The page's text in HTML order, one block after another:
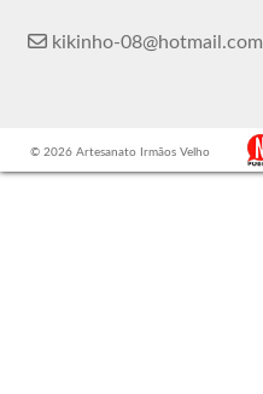
kikinho-08@hotmail.com
© 2026 Artesanato Irmãos Velho